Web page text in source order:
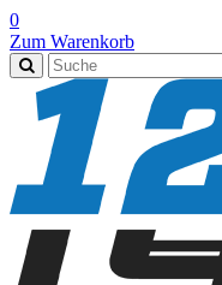
0
Zum Warenkorb